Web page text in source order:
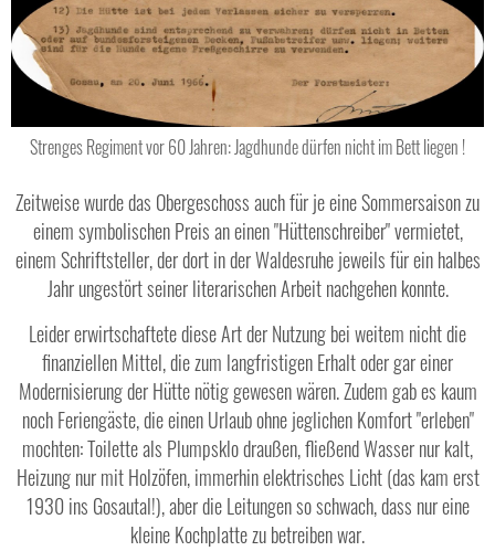
Strenges Regiment vor 60 Jahren: Jagdhunde dürfen nicht im Bett liegen !
Zeitweise wurde das Obergeschoss auch für je eine Sommersaison zu
einem symbolischen Preis an einen "Hüttenschreiber" vermietet,
einem Schriftsteller, der dort in der Waldesruhe jeweils für ein halbes
Jahr ungestört seiner literarischen Arbeit nachgehen konnte.
Leider erwirtschaftete diese Art der Nutzung bei weitem nicht die
finanziellen Mittel, die zum langfristigen Erhalt oder gar einer
Modernisierung der Hütte nötig gewesen wären. Zudem gab es kaum
noch Feriengäste, die einen Urlaub ohne jeglichen Komfort "erleben"
mochten: Toilette als Plumpsklo draußen, fließend Wasser nur kalt,
Heizung nur mit Holzöfen, immerhin elektrisches Licht (das kam erst
1930 ins Gosautal!), aber die Leitungen so schwach, dass nur eine
kleine Kochplatte zu betreiben war.